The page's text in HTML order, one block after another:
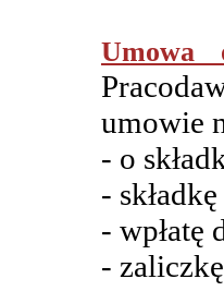
Umowa
umowie
- o
-
- wpłatę
-